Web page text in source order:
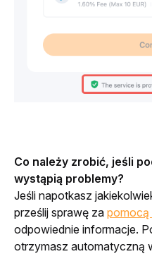
Co należy zrobić, jeśli
wystąpią problemy?
Jeśli napotkasz
prześlij sprawę za pomocą
odpowiednie informacje.
otrzymasz automatyczną